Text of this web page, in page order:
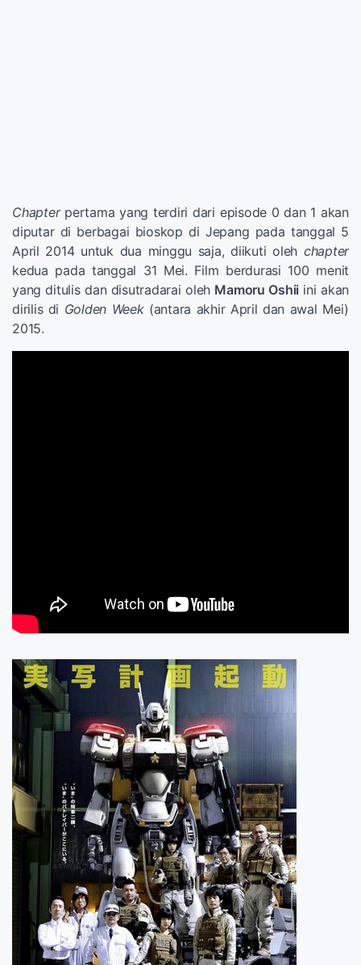
Chapterpertama yang terdiri dari episode 0 dan 1 akan
diputar di berbagai bioskop di Jepang pada tanggal 5
April 2014 untuk dua minggu saja, diikuti oleh chapter
kedua pada tanggal 31 Mei. Film berdurasi 100 menit
yang ditulis dan disutradarai oleh Mamoru Oshii ini akan
dirilis di Golden Week(antara akhir April dan awal Mei)
2015.